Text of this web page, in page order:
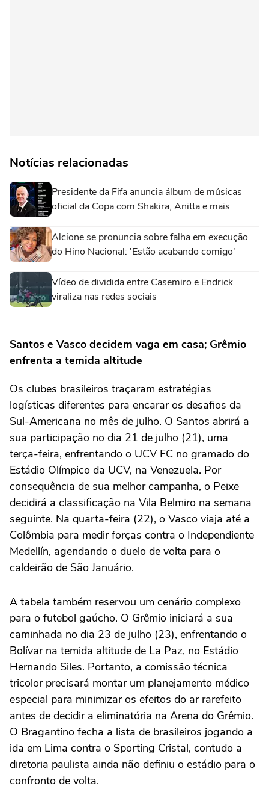
Notícias relacionadas
Presidente da Fifa anuncia álbum de músicas
oficial da Copa com Shakira, Anitta e mais
Alcione se pronuncia sobre falha em execução
do Hino Nacional: 'Estão acabando comigo'
Vídeo de dividida entre Casemiro e Endrick
viraliza nas redes sociais
Santos e Vasco decidem vaga em casa; Grêmio
enfrenta a temida altitude
Os clubes brasileiros traçaram estratégias
logísticas diferentes para encarar os desafios da
Sul-Americana no mês de julho. O Santos abrirá a
sua participação no dia 21 de julho (21), uma
terça-feira, enfrentando o UCV FC no gramado do
Estádio Olímpico da UCV, na Venezuela. Por
consequência de sua melhor campanha, o Peixe
decidirá a classificação na Vila Belmiro na semana
seguinte. Na quarta-feira (22), o Vasco viaja até a
Colômbia para medir forças contra o Independiente
Medellín, agendando o duelo de volta para o
caldeirão de São Januário.
A tabela também reservou um cenário complexo
para o futebol gaúcho. O Grêmio iniciará a sua
caminhada no dia 23 de julho (23), enfrentando o
Bolívar na temida altitude de La Paz, no Estádio
Hernando Siles. Portanto, a comissão técnica
tricolor precisará montar um planejamento médico
especial para minimizar os efeitos do ar rarefeito
antes de decidir a eliminatória na Arena do Grêmio.
O Bragantino fecha a lista de brasileiros jogando a
ida em Lima contra o Sporting Cristal, contudo a
diretoria paulista ainda não definiu o estádio para o
confronto de volta.